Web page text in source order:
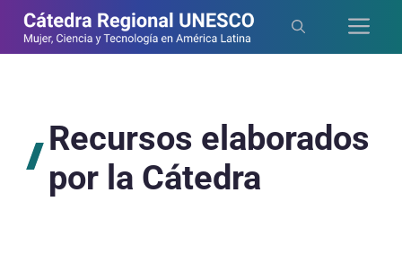
Saltar
contenido
Recursos elaborados
por la Cátedra